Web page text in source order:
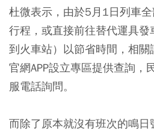
杜微表示，由於5月1日列車
行程，或直接前往替代運具
到火車站）以節省時間，相
官網APP設立專區提供查詢，
服電話詢問。
而除了原本就沒有班次的鳴